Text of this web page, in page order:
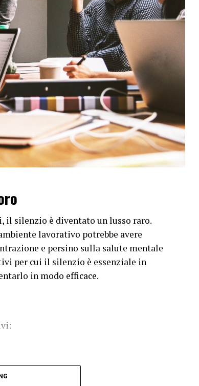
il silenzio è diventato un lusso raro.
lavorativo potrebbe avere
e persino sulla salute mentale
per cui il silenzio è essenziale in
in modo efficace.
per la concentrazione. Studi hanno